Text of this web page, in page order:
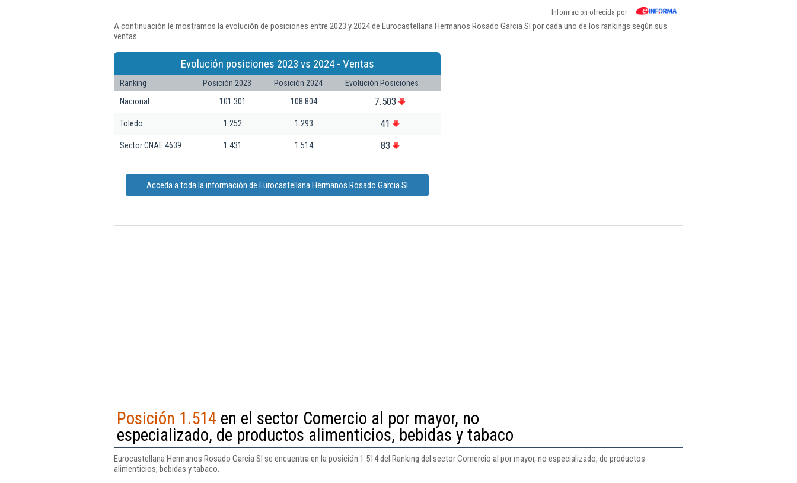
Información ofrecida por
A continuación le mostramos la evolución de posiciones entre 2023 y 2024 de Eurocastellana Hermanos Rosado Garcia Sl por cada uno de los rankings según sus
ventas:
Evolución posiciones 2023 vs 2024 - Ventas
Ranking Posición 2023 Posición 2024
Evolución Posiciones
Nacional
101.301 108.804 7.503
Toledo 1.252 1.293 41
Sector CNAE 4639 1.431 1.514 83
Acceda a toda la información de Eurocastellana Hermanos Rosado Garcia Sl
Posición 1.514 en el sector Comercio al por mayor, no
especializado, de productos alimenticios, bebidas y tabaco
Eurocastellana Hermanos Rosado Garcia Sl se encuentra en la posición 1.514 del Ranking del sector Comercio al por mayor, no especializado, de productos
alimenticios, bebidas y tabaco.